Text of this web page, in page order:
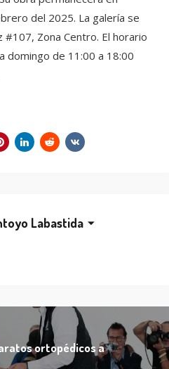
del 2025. La galería se
#107, Zona Centro. El horario
domingo de 11:00 a 18:00
Labastida
ortopédicos a